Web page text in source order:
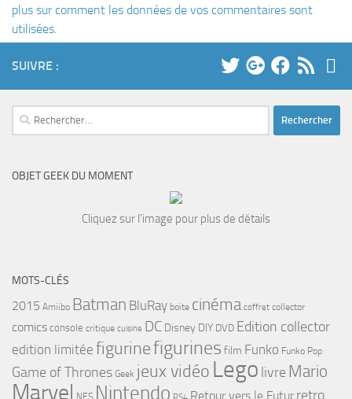
plus sur comment les données de vos commentaires sont
utilisées
SUIVRE :
Rechercher :
OBJET GEEK DU MOMENT
Cliquez sur l'image pour plus de détails
MOTS-CLÉS
2015 Amiibo Batman BluRay boite cinéma coffret collector
comics console critique cuisine DC Disney DIY DVD Edition collector
edition limitée figurinefigurines film Funko Funko Pop
Game of Thrones Geek jeux vidéo Lego livre Mario
Marvel NES Nintendo PS4 Retour vers le Futur retro